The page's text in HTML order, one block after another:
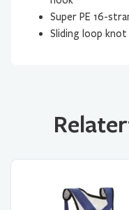
Super PE 16-
Sliding loop